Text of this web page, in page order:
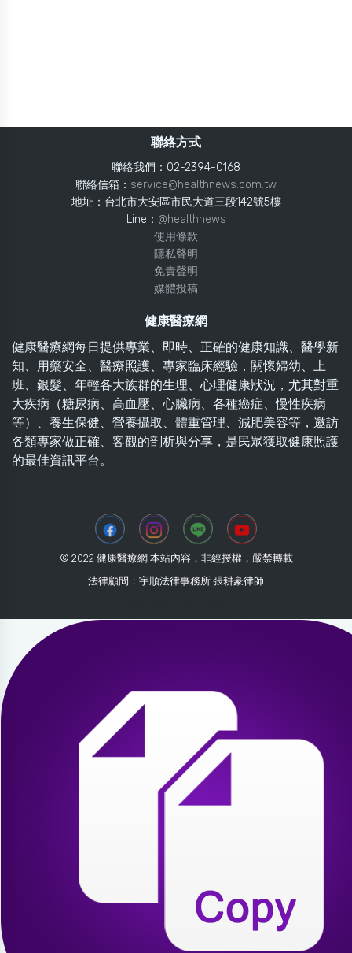
聯絡方式
聯絡我們：02-2394-0168
聯絡信箱： service@healthnews.com.tw
地址：台北市大安區市民大道三段142號5樓
Line： @healthnews
使用條款
隱私聲明
免責聲明
媒體投稿
健康醫療網
健康醫療網每日提供專業、即時、正確的健康知識、醫學新
知、用藥安全、醫療照護、專家臨床經驗，關懷婦幼、上
班、銀髮、年輕各大族群的生理、心理健康狀況，尤其對重
大疾病（糖尿病、高血壓、心臟病、各種癌症、慢性疾病
等）、養生保健、營養攝取、體重管理、減肥美容等，邀訪
各類專家做正確、客觀的剖析與分享，是民眾獲取健康照護
的最佳資訊平台。
© 2022 健康醫療網 本站內容，非經授權，嚴禁轉載
法律顧問：宇順法律事務所 張耕豪律師